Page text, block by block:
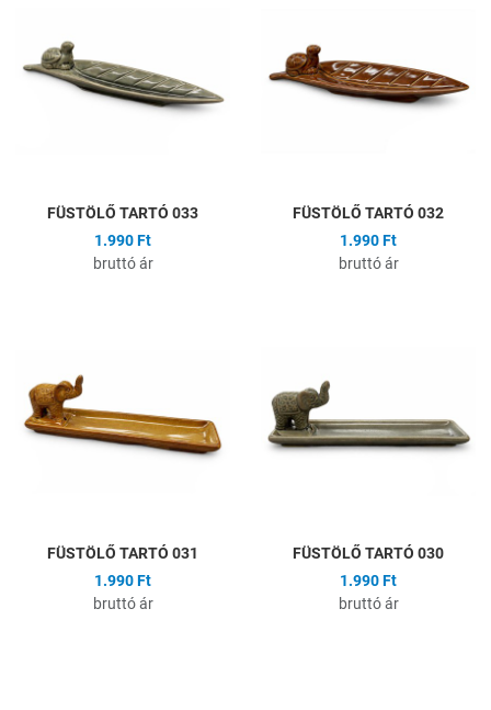
Összehasonlítás
Gyors nézet
FÜSTÖLŐ TARTÓ 033
1.990 Ft
bruttó ár
FÜSTÖLŐ TARTÓ 032
1.990 Ft
bruttó ár
Összehasonlítás
Gyors nézet
FÜSTÖLŐ TARTÓ 031
1.990 Ft
bruttó ár
FÜSTÖLŐ TARTÓ 030
1.990 Ft
bruttó ár